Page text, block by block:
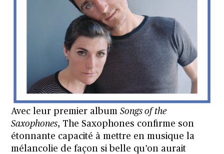
Avec leur premier albumSongs of the
Saxophones, The Saxophones confirme son
étonnante capacité à mettre en musique la
mélancolie de façon si belle qu’on aurait